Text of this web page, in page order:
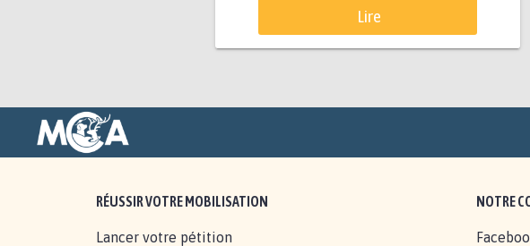
Lire
RÉUSSIR VOTRE MOBILISATION
Lancer votre pétition
NOTRE